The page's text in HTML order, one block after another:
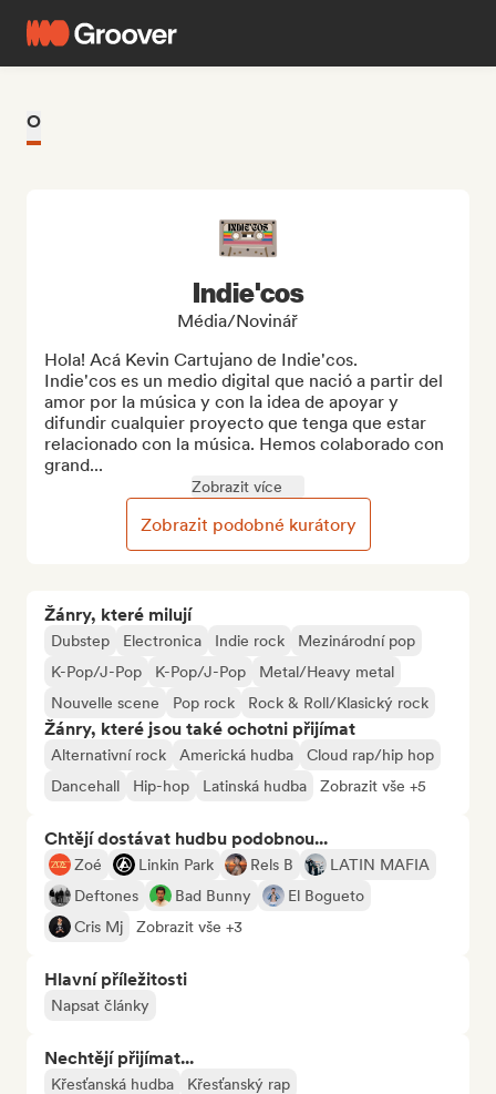
O
Žánry, které milují
Dubstep Electronica Indie rock
Mezinárodní pop
K-Pop/J-Pop
K-Pop/J-Pop
Metal/Heavy metal
Nouvelle scene
Pop rock Rock & Roll/Klasický rock
Žánry, které jsou také ochotni přijímat
Alternativní rock Americká hudba
Cloud rap/hip hop
Dancehall
Hip-hop Latinská hudba Zobrazit vše +5
Chtějí dostávat hudbu podobnou...
Zoé Linkin Park Rels B
LATIN MAFIA
Deftones
Bad Bunny
El Bogueto
Cris Mj
Zobrazit vše +3
Hlavní příležitosti
Napsat články
Nechtějí přijímat...
Křesťanská hudba Křesťanský rap
Indie'cos
Média/novinář
Hola! Acá Kevin Cartujano de Indie'cos.
Indie'cos es un medio digital que nació a partir del
amor por la música y con la idea de apoyar y
difundir cualquier proyecto que tenga que estar
relacionado con la música. Hemos colaborado con
grand...
Zobrazit více
Zobrazit podobné kurátory